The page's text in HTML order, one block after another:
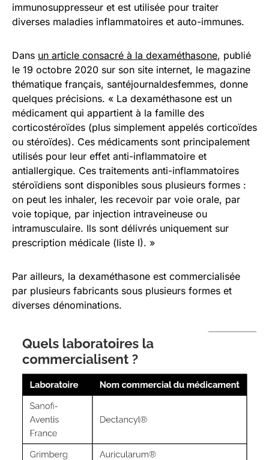
immunosuppresseur et est utilisée pour traiter
diverses maladies inflammatoires et auto-immunes.
Dans un article consacré à la dexaméthasone, publié
le 19 octobre 2020 sur son site internet, le magazine
thématique français, santéjournaldesfemmes, donne
quelques précisions. « La dexaméthasone est un
médicament qui appartient à la famille des
corticostéroïdes (plus simplement appelés corticoïdes
ou stéroïdes). Ces médicaments sont principalement
utilisés pour leur effet anti-inflammatoire et
antiallergique. Ces traitements anti-inflammatoires
stéroïdiens sont disponibles sous plusieurs formes :
on peut les inhaler, les recevoir par voie orale, par
voie topique, par injection intraveineuse ou
intramusculaire. Ils sont délivrés uniquement sur
prescription médicale (liste I). »
Par ailleurs, la dexaméthasone est commercialisée
par plusieurs fabricants sous plusieurs formes et
diverses dénominations.